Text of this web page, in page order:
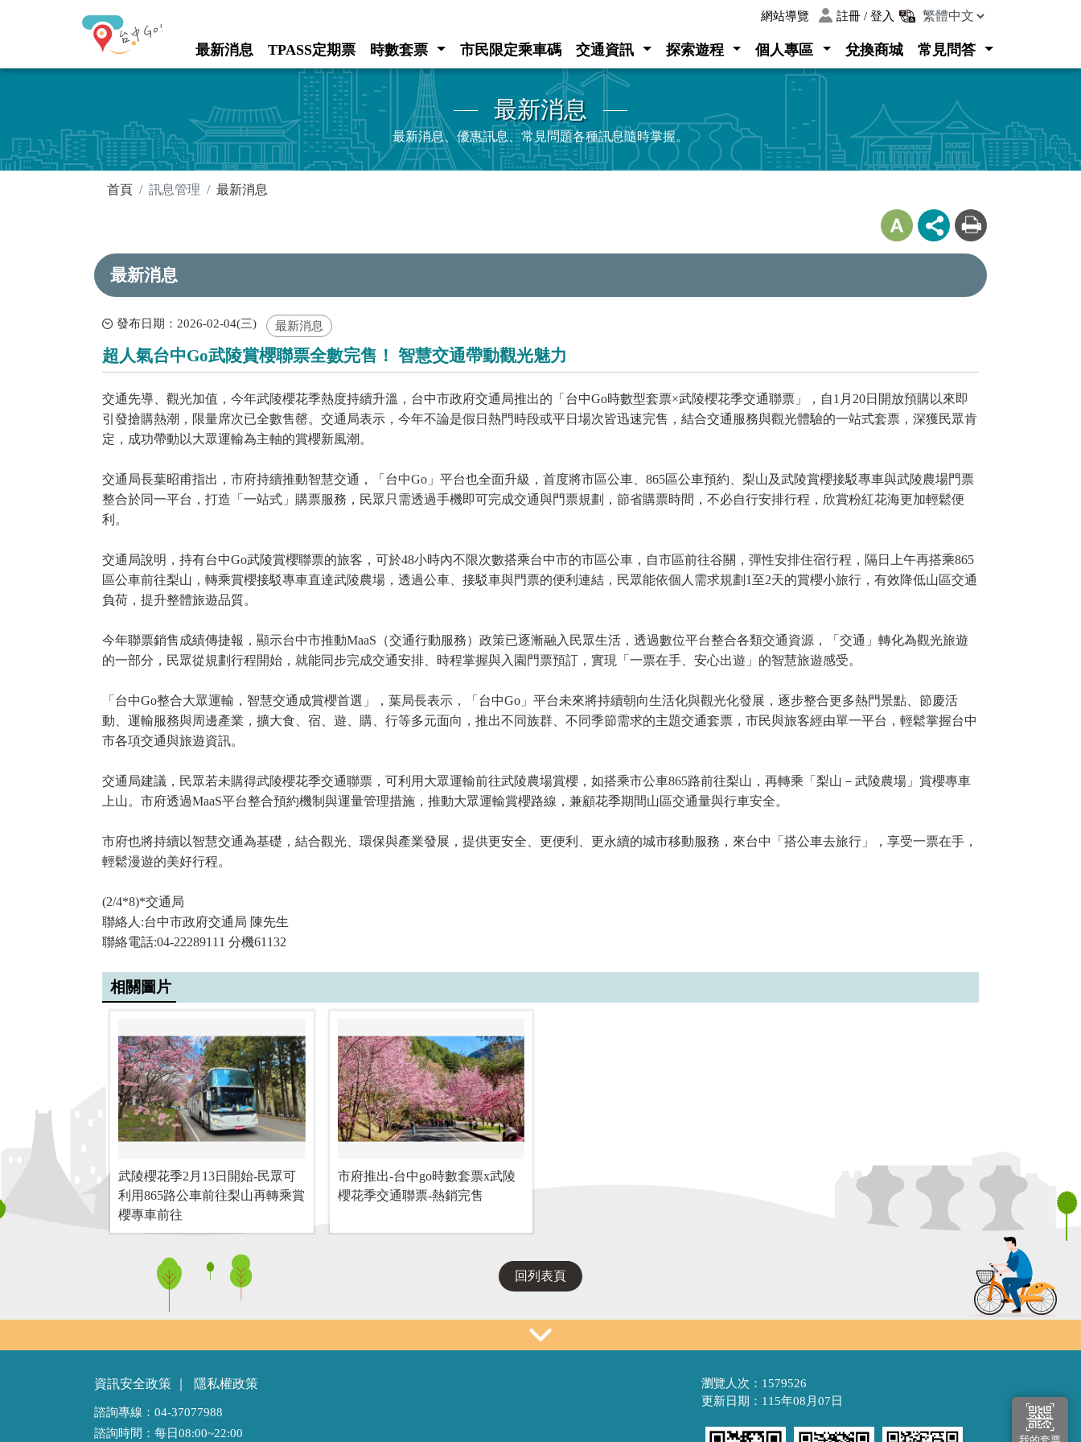
網站導覽 註冊 / 登入
最新消息 TPASS定期票 時數套票 市民限定乘車碼 交通資訊 探索遊程 個人專區 兌換商城 常見問答
最新消息
最新消息、優惠訊息、常見問題各種訊息隨時掌握。
首頁 訊息管理 最新消息
最新消息
發布日期：2026-02-04(三) 最新消息
超人氣台中Go武陵賞櫻聯票全數完售！ 智慧交通帶動觀光魅力
交通先導、觀光加值，今年武陵櫻花季熱度持續升溫，台中市政府交通局推出的「台中Go時數型套票×武陵櫻花季交通聯票」，自1月20日開放預購以來即
引發搶購熱潮，限量席次已全數售罄。交通局表示，今年不論是假日熱門時段或平日場次皆迅速完售，結合交通服務與觀光體驗的一站式套票，深獲民眾肯
定，成功帶動以大眾運輸為主軸的賞櫻新風潮。
交通局長葉昭甫指出，市府持續推動智慧交通，「台中Go」平台也全面升級，首度將市區公車、865區公車預約、梨山及武陵賞櫻接駁專車與武陵農場門票
整合於同一平台，打造「一站式」購票服務，民眾只需透過手機即可完成交通與門票規劃，節省購票時間，不必自行安排行程，欣賞粉紅花海更加輕鬆便
利。
交通局說明，持有台中Go武陵賞櫻聯票的旅客，可於48小時內不限次數搭乘台中市的市區公車，自市區前往谷關，彈性安排住宿行程，隔日上午再搭乘865
區公車前往梨山，轉乘賞櫻接駁專車直達武陵農場，透過公車、接駁車與門票的便利連結，民眾能依個人需求規劃1至2天的賞櫻小旅行，有效降低山區交通
負荷，提升整體旅遊品質。
今年聯票銷售成績傳捷報，顯示台中市推動MaaS（交通行動服務）政策已逐漸融入民眾生活，透過數位平台整合各類交通資源，「交通」轉化為觀光旅遊
的一部分，民眾從規劃行程開始，就能同步完成交通安排、時程掌握與入園門票預訂，實現「一票在手、安心出遊」的智慧旅遊感受。
「台中Go整合大眾運輸，智慧交通成賞櫻首選」，葉局長表示，「台中Go」平台未來將持續朝向生活化與觀光化發展，逐步整合更多熱門景點、節慶活
動、運輸服務與周邊產業，擴大食、宿、遊、購、行等多元面向，推出不同族群、不同季節需求的主題交通套票，市民與旅客經由單一平台，輕鬆掌握台中
市各項交通與旅遊資訊。
交通局建議，民眾若未購得武陵櫻花季交通聯票，可利用大眾運輸前往武陵農場賞櫻，如搭乘市公車865路前往梨山，再轉乘「梨山－武陵農場」賞櫻專車
上山。市府透過MaaS平台整合預約機制與運量管理措施，推動大眾運輸賞櫻路線，兼顧花季期間山區交通量與行車安全。
市府也將持續以智慧交通為基礎，結合觀光、環保與產業發展，提供更安全、更便利、更永續的城市移動服務，來台中「搭公車去旅行」，享受一票在手，
輕鬆漫遊的美好行程。
(2/4*8)*交通局
聯絡人:台中市政府交通局 陳先生
聯絡電話:04-22289111 分機61132
相關圖片
武陵櫻花季2月13日開始-民眾可
利用865路公車前往梨山再轉乘賞
櫻專車前往
市府推出-台中go時數套票x武陵
櫻花季交通聯票-熱銷完售
回列表頁
資訊安全政策 隱私權政策
諮詢專線：04-37077988
諮詢時間：每日08:00~22:00
瀏覽人次：1579526
更新日期：115年08月07日